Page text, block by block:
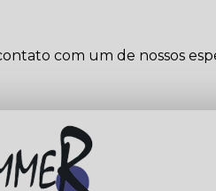
com um de nossos